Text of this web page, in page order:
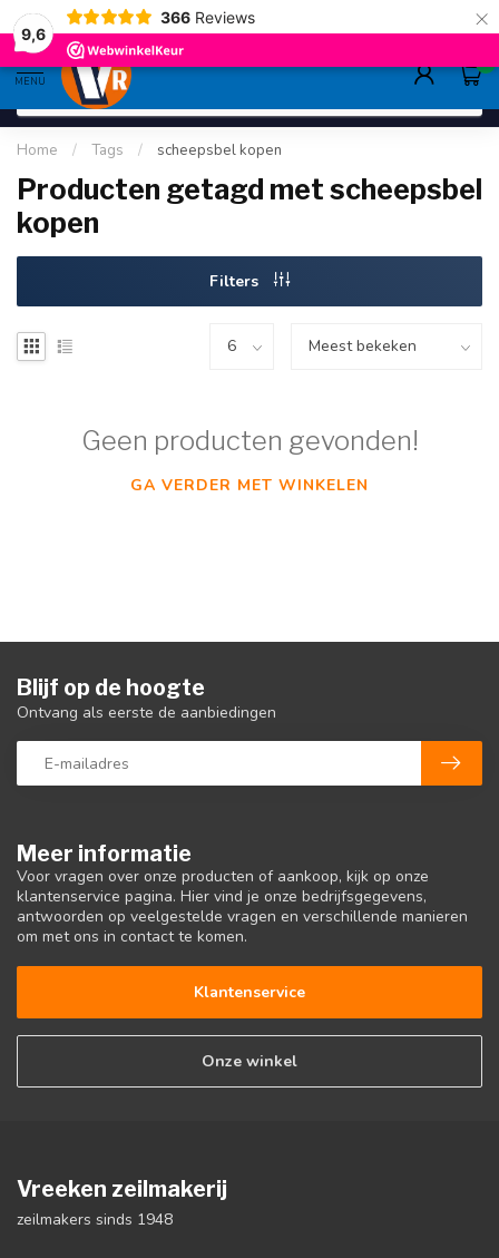
9,6
366 Reviews ×
gratis verzending>80,-
MENU
0
Home / Tags / scheepsbel kopen
Producten getagd met scheepsbel
kopen
Filters
Geen producten gevonden!
GA VERDER MET WINKELEN
Meer informatie
Voor vragen over onze producten of aankoop, kijk op onze
klantenservice pagina. Hier vind je onze bedrijfsgegevens,
antwoorden op veelgestelde vragen en verschillende manieren
om met ons in contact te komen.
Klantenservice
Onze winkel
Blijf op de hoogte
Ontvang als eerste de aanbiedingen
Vreeken zeilmakerij
zeilmakers sinds 1948